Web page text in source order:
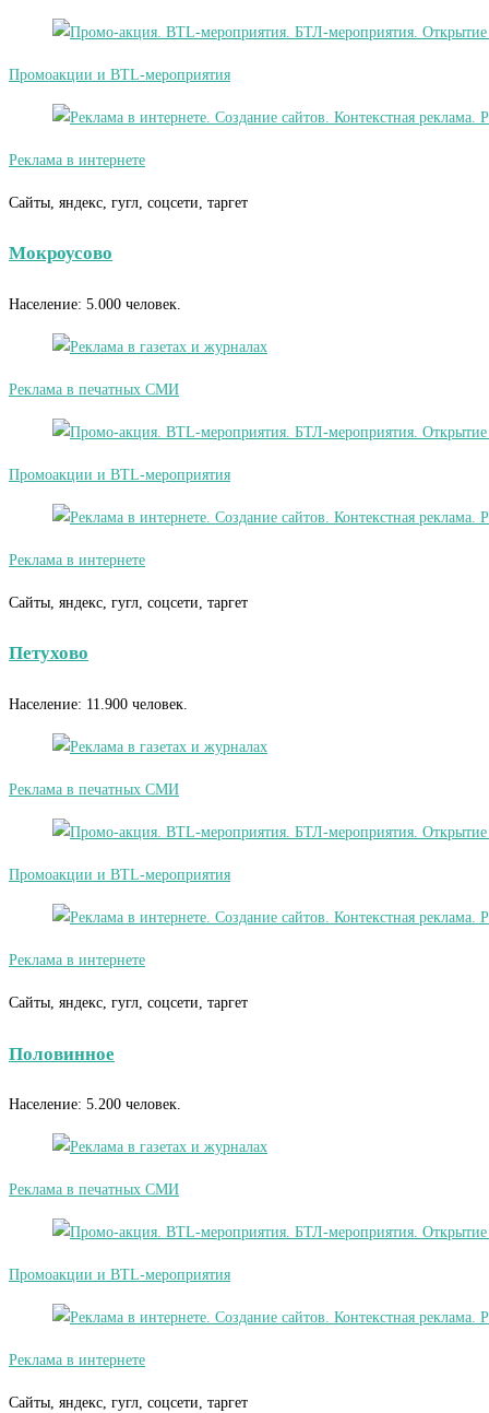
Промоакции и BTL-мероприятия
Реклама в интернете
Сайты, яндекс, гугл, соцсети, таргет
Мокроусово
Население: 5.000 человек.
Реклама в печатных СМИ
Промоакции и BTL-мероприятия
Реклама в интернете
Сайты, яндекс, гугл, соцсети, таргет
Петухово
Население: 11.900 человек.
Реклама в печатных СМИ
Промоакции и BTL-мероприятия
Реклама в интернете
Сайты, яндекс, гугл, соцсети, таргет
Половинное
Население: 5.200 человек.
Реклама в печатных СМИ
Промоакции и BTL-мероприятия
Реклама в интернете
Сайты, яндекс, гугл, соцсети, таргет